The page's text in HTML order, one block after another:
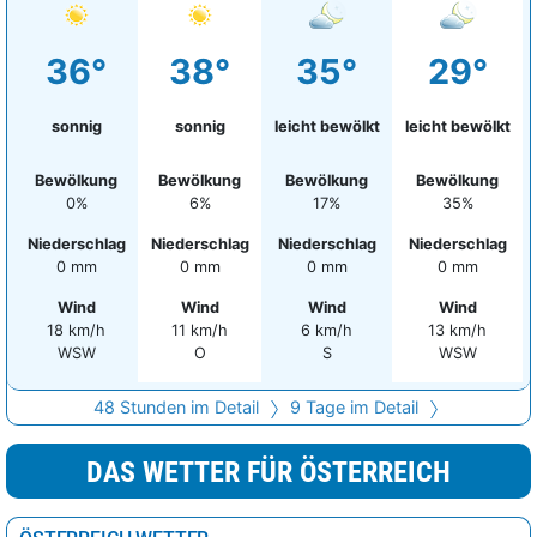
wolkenlos
Bruck an der Leitha leicht bewölkt 14%
26° wolkenlos 0%
36°
sonnig
Bewölkung
0%
Niederschlag
0 mm
Wind
18 km/h
WSW
38°
sonnig
Bewölkung
6%
Niederschlag
0 mm
Wind
11 km/h
O
35°
leicht bewölkt
Bewölkung
17%
Niederschlag
0 mm
Wind
6 km/h
S
29°
leicht bewölkt
Bewölkung
35%
Niederschlag
0 mm
Wind
13 km/h
WSW
48 Stunden im Detail 9 Tage im Detail
DAS WETTER FÜR ÖSTERREICH